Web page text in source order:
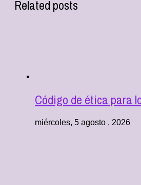
Related posts
Código de ética para
miércoles, 5 agosto , 2026